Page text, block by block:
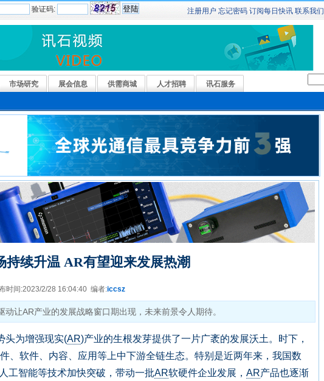
验证码: 注册用户 忘记密码 订阅每日快讯 联系我们
市场研究 展会信息 供需商城 人才招聘 讯石服务
持续升温 AR有望迎来发展热潮
时间:2023/2/28 16:04:40 编者:iccsz
让AR产业的发展战略窗口期出现，未来前景令人期待。
头为增强现实(AR)产业的生根发芽提供了一片广袤的发展沃土。时下，
、软件、内容、应用等上中下游全链生态。特别是近两年来，我国数
工智能等技术加快突破，带动一批AR软硬件企业发展， AR产品也逐渐